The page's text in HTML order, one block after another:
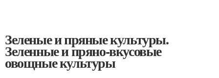
Зеленые и пряные культуры.
Зеленные и пряно-вкусовые
овощные культуры